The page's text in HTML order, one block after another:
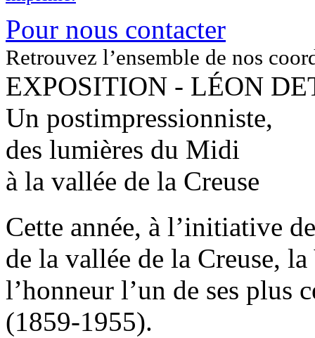
Pour nous contacter
Retrouvez l’ensemble de nos
EXPOSITION - LÉON
Un postimpressionniste,
des lumières du Midi
à la vallée de la Creuse
Cette année, à l’initiative
de la vallée de la Creuse,
l’honneur l’un de ses plus
(1859-1955).